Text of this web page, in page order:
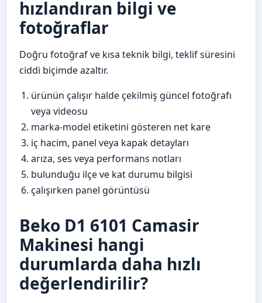
hızlandıran bilgi ve
fotoğraflar
Doğru fotoğraf ve kısa teknik bilgi, teklif süresini
ciddi biçimde azaltır.
ürünün çalışır halde çekilmiş güncel fotoğrafı
veya videosu
marka-model etiketini gösteren net kare
iç hacim, panel veya kapak detayları
arıza, ses veya performans notları
bulunduğu ilçe ve kat durumu bilgisi
çalışırken panel görüntüsü
Beko D1 6101 Camasir
Makinesi hangi
durumlarda daha hızlı
değerlendirilir?